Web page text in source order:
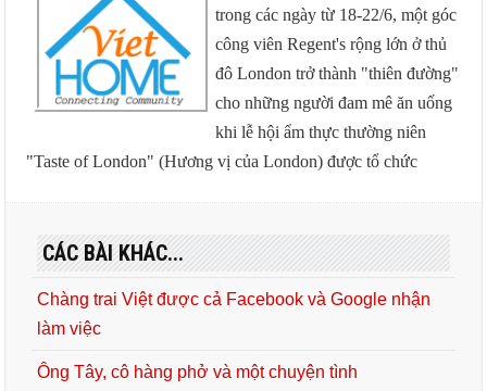
trong các ngày từ 18-22/6, một góc
công viên Regent's rộng lớn ở thủ
đô London trở thành "thiên đường"
cho những người đam mê ăn uống
khi lễ hội ẩm thực thường niên
"Taste of London" (Hương vị của London) được tổ chức
CÁC BÀI KHÁC...
Chàng trai Việt được cả Facebook và Google nhận
làm việc
Ông Tây, cô hàng phở và một chuyện tình